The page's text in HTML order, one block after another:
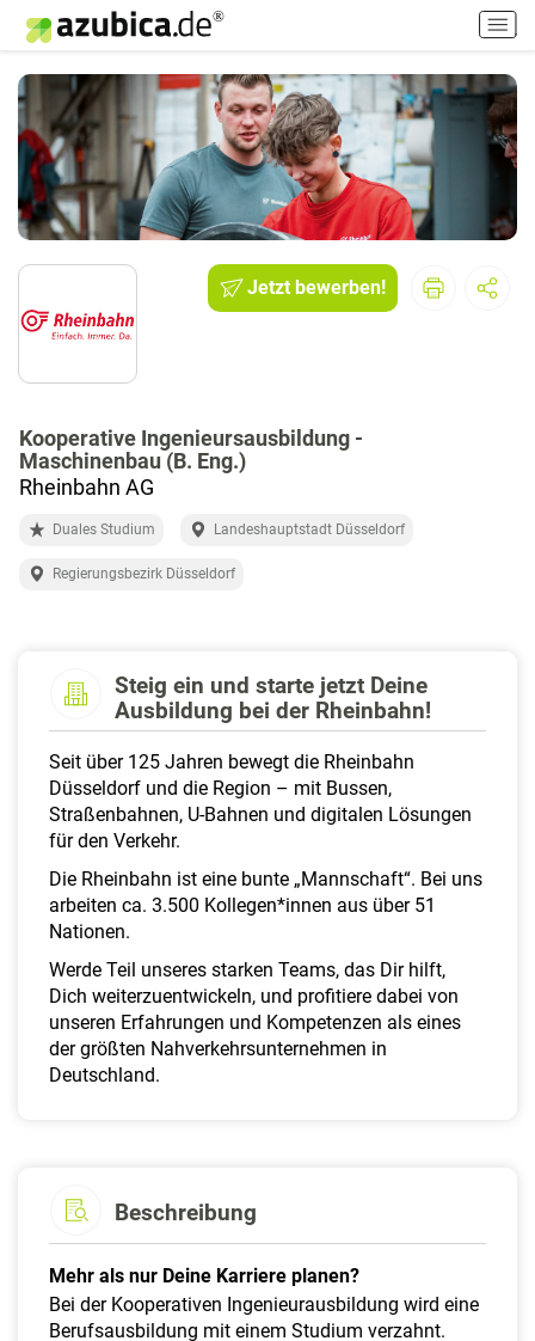
H
a
u
p
i
Jetzt bewerben!
Kooperative Ingenieursausbildung -
Maschinenbau (B. Eng.)
Rheinbahn AG
Duales Studium Landeshauptstadt Düsseldorf
Regierungsbezirk Düsseldorf
Steig ein und starte jetzt Deine
Ausbildung bei der Rheinbahn!
Seit über 125 Jahren bewegt die Rheinbahn
Düsseldorf und die Region – mit Bussen,
Straßenbahnen, U-Bahnen und digitalen Lösungen
für den Verkehr.
Die Rheinbahn ist eine bunte „Mannschaft“. Bei uns
arbeiten ca. 3.500 Kollegen*innen aus über 51
Nationen.
Werde Teil unseres starken Teams, das Dir hilft,
Dich weiterzuentwickeln, und profitiere dabei von
unseren Erfahrungen und Kompetenzen als eines
der größten Nahverkehrsunternehmen in
Deutschland.
Beschreibung
Mehr als nur Deine Karriere planen?
Bei der Kooperativen Ingenieurausbildung wird eine
Berufsausbildung mit einem Studium verzahnt.